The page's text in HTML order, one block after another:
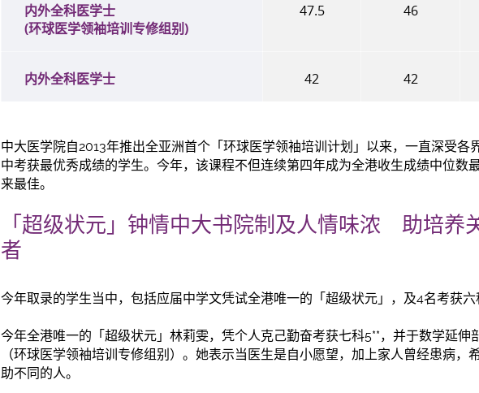
内外全科医学士
(环球医学领袖培训专修组别)
47.5 46
内外全科医学士 42 42
中大医学院自2013年推出全亚洲首个「环球医学领袖培训计划」以来，一直深受各
中考获最优秀成绩的学生。今年，该课程不但连续第四年成为全港收生成绩中位数
来最佳。
「超级状元」钟情中大书院制及人情味浓 助培养
者
今年取录的学生当中，包括应届中学文凭试全港唯一的「超级状元」，及4名考获六
今年全港唯一的「超级状元」林莉雯，凭个人克己勤奋考获七科5**，并于数学延伸
（环球医学领袖培训专修组别）。她表示当医生是自小愿望，加上家人曾经患病，
助不同的人。